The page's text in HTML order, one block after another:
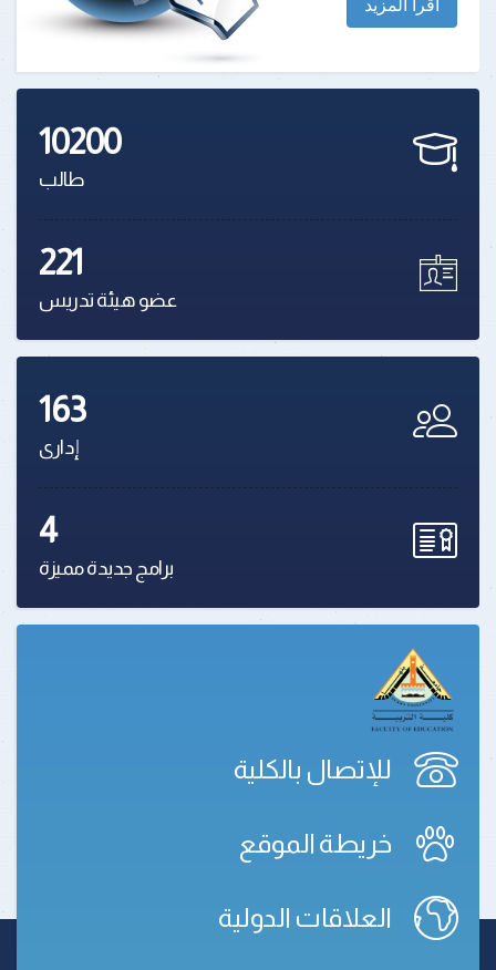
اقرأ المزيد
10200
طالب
221
عضو هيئة تدريس
163
إدارى
4
برامج جديدة مميزة
للإتصال بالكلية
خريطة الموقع
العلاقات الدولية